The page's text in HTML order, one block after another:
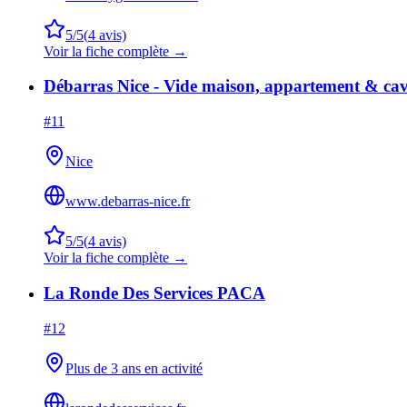
5/5(4 avis)
Voir la fiche complète →
Débarras Nice - Vide maison, appartement &
#11
Nice
www.debarras-nice.fr
5/5(4 avis)
Voir la fiche complète →
La Ronde Des Services PACA
#12
Plus de 3 ans en activité